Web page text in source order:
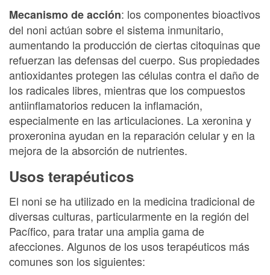
Mecanismo de acción: los componentes bioactivos
del noni actúan sobre el sistema inmunitario,
aumentando la producción de ciertas citoquinas que
refuerzan las defensas del cuerpo. Sus propiedades
antioxidantes protegen las células contra el daño de
los radicales libres, mientras que los compuestos
antiinflamatorios reducen la inflamación,
especialmente en las articulaciones. La xeronina y
proxeronina ayudan en la reparación celular y en la
mejora de la absorción de nutrientes.
Usos terapéuticos
El noni se ha utilizado en la medicina tradicional de
diversas culturas, particularmente en la región del
Pacífico, para tratar una amplia gama de
afecciones. Algunos de los usos terapéuticos más
comunes son los siguientes: